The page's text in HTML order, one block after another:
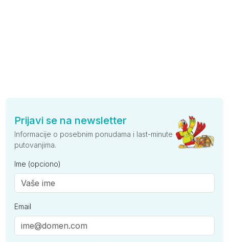
Prijavi se na newsletter
Informacije o posebnim ponudama i last-minute
putovanjima.
Ime (opciono)
Email